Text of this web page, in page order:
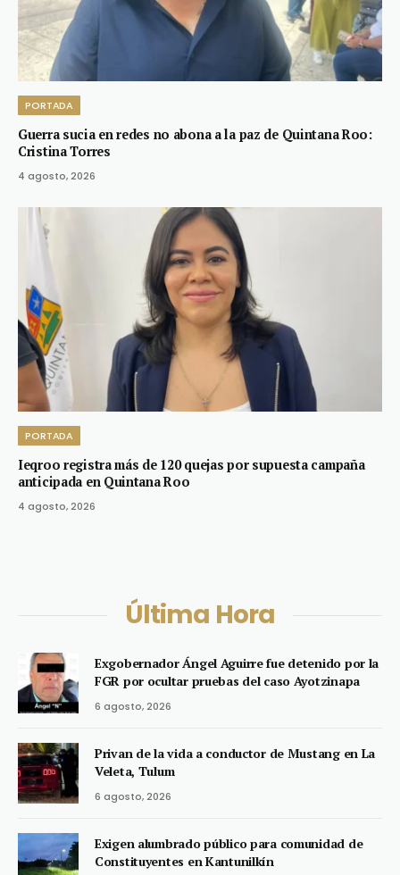
PORTADA
Guerra sucia en redes no abona a la paz de Quintana Roo:
Cristina Torres
4 agosto, 2026
PORTADA
Ieqroo registra más de 120 quejas por supuesta campaña
anticipada en Quintana Roo
4 agosto, 2026
Última Hora
Exgobernador Ángel Aguirre fue detenido por la
FGR por ocultar pruebas del caso Ayotzinapa
6 agosto, 2026
Privan de la vida a conductor de Mustang en La
Veleta, Tulum
6 agosto, 2026
Exigen alumbrado público para comunidad de
Constituyentes en Kantunilkín